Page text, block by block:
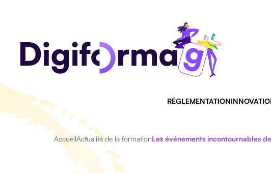
RÉGLEMENTATION
AccueilActualité de la formationLes événements incontournables